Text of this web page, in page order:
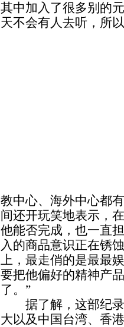
其中加入了很多别的
天不会有人去听，所
教中心、海外中心都
间还开玩笑地表示，
他能否完成，也一直
入的商品意识正在锈
上，最走俏的是最最
要把他偏好的精神产
了。”
据了解，这部纪录
大以及中国台湾、香